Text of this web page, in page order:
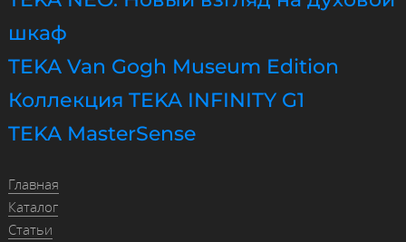
шкаф
TEKA Van Gogh Museum Edition
Коллекция TEKA INFINITY G1
TEKA MasterSense
Главная
Каталог
Статьи